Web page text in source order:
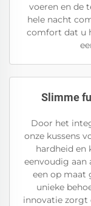
voeren en de
hele nacht
comfort dat u
Slimme
Door het
onze kussens
hardheid en
eenvoudig aan
een op maat
unieke
innovatie zorgt